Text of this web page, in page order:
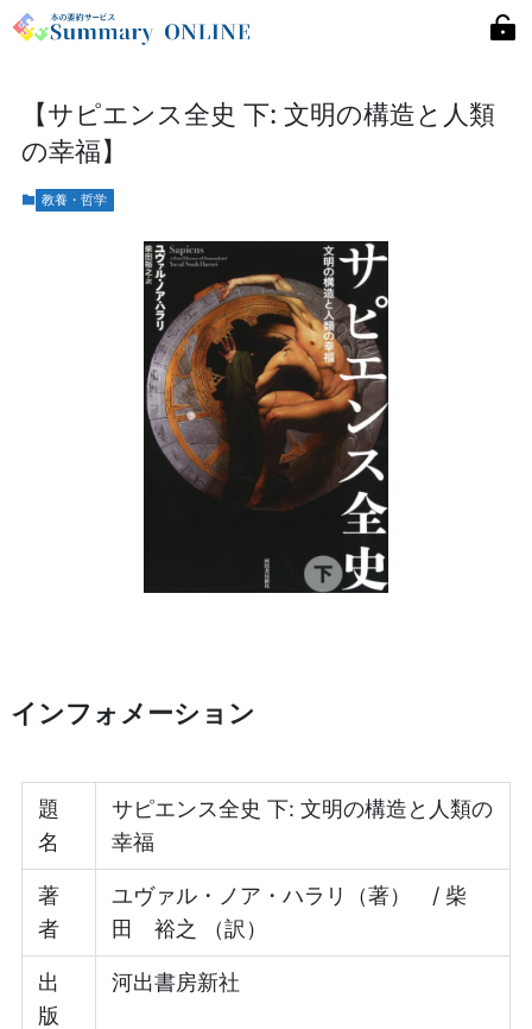
【サピエンス全史 下: 文明の構造と人類
の幸福】
教養・哲学
インフォメーション
題
名
サピエンス全史 下: 文明の構造と人類の
幸福
著
者
ユヴァル・ノア・ハラリ（著） / 柴
田 裕之 （訳）
出
版
河出書房新社